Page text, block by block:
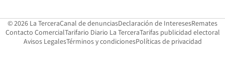
© 2026 La TerceraCanal de denunciasOpens in new window
Declaración de InteresesOpens in
Remates
Contacto ComercialOpens in new window
Tarifario Diario La TerceraOpens in new window
Tarifas publicidad electoral
Avisos LegalesOpens in new window
Términos y condicionesPolíticas de privacidad